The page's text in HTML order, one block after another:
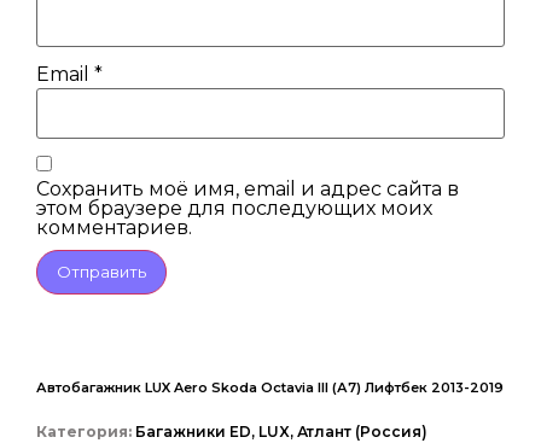
Email *
Сохранить моё имя, email и адрес сайта в
этом браузере для последующих моих
комментариев.
Автобагажник LUX Aero Skoda Octavia III (А7) Лифтбек 2013-2019
Категория: Багажники ED, LUX, Атлант (Россия)